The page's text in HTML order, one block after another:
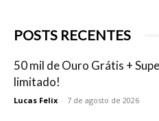
POSTS RECENTES
50 mil de Ouro Grátis +
limitado!
Lucas Felix - 7 de agosto de 2026